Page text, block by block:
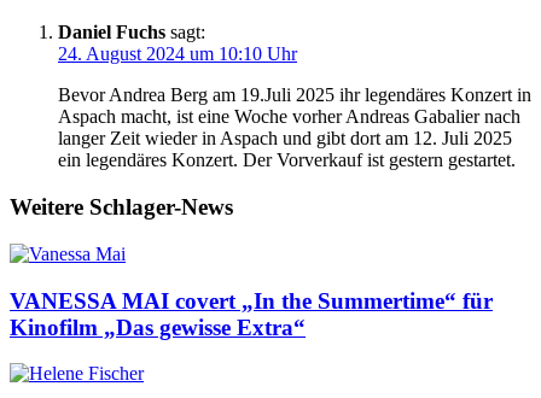
Daniel Fuchs sagt:
24. August 2024 um 10:10 Uhr
Bevor Andrea Berg am 19.Juli 2025 ihr legendäres Konzert in
Aspach macht, ist eine Woche vorher Andreas Gabalier nach
langer Zeit wieder in Aspach und gibt dort am 12. Juli 2025
ein legendäres Konzert. Der Vorverkauf ist gestern gestartet.
Weitere Schlager-News
VANESSA MAI covert „In the Summertime“ für
Kinofilm „Das gewisse Extra“